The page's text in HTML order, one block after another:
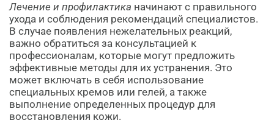
Лечение и профилактика начинают с правильного
ухода и соблюдения рекомендаций специалистов.
В случае появления нежелательных реакций,
важно обратиться за консультацией к
профессионалам, которые могут предложить
эффективные методы для их устранения. Это
может включать в себя использование
специальных кремов или гелей, а также
выполнение определенных процедур для
восстановления кожи.